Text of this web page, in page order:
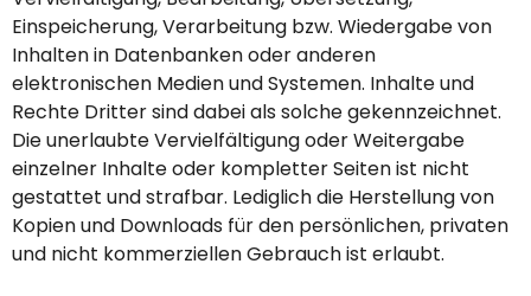
Einspeicherung, Verarbeitung bzw. Wiedergabe von
Inhalten in Datenbanken oder anderen
elektronischen Medien und Systemen. Inhalte und
Rechte Dritter sind dabei als solche gekennzeichnet.
Die unerlaubte Vervielfältigung oder Weitergabe
einzelner Inhalte oder kompletter Seiten ist nicht
gestattet und strafbar. Lediglich die Herstellung von
Kopien und Downloads für den persönlichen, privaten
und nicht kommerziellen Gebrauch ist erlaubt.